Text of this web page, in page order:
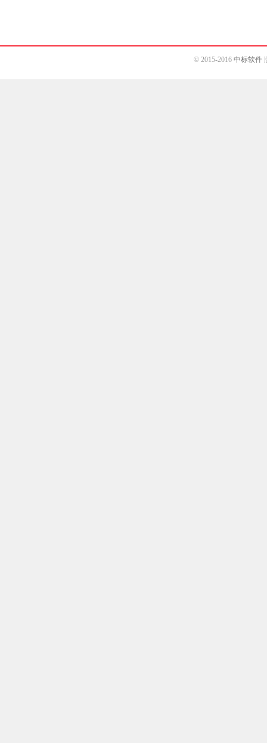
© 2015-2016 中标软件